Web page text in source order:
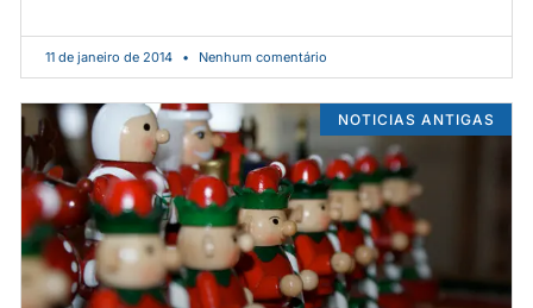
11 de janeiro de 2014 Nenhum comentário
NOTICIAS ANTIGAS